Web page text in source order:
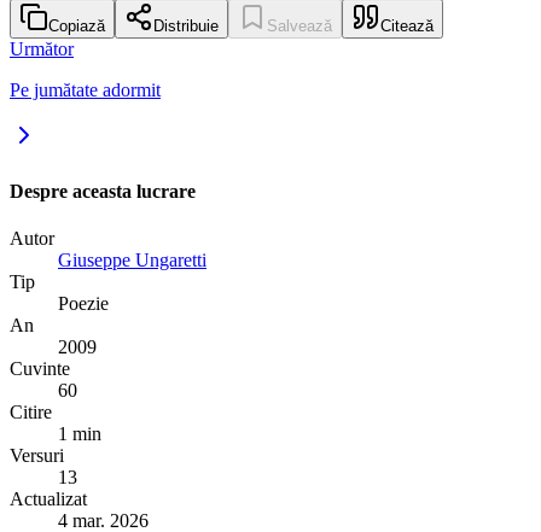
Copiază Distribuie Salvează Citează
Următor
Pe jumătate adormit
Despre aceasta lucrare
Autor
Giuseppe Ungaretti
Tip
Poezie
An
2009
Cuvinte
60
Citire
1 min
Versuri
13
Actualizat
4 mar. 2026